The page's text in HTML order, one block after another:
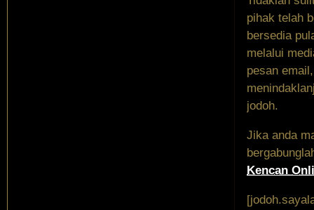
pihak telah
bersedia
melalui
pesan
jodoh.
Jika anda
Kencan